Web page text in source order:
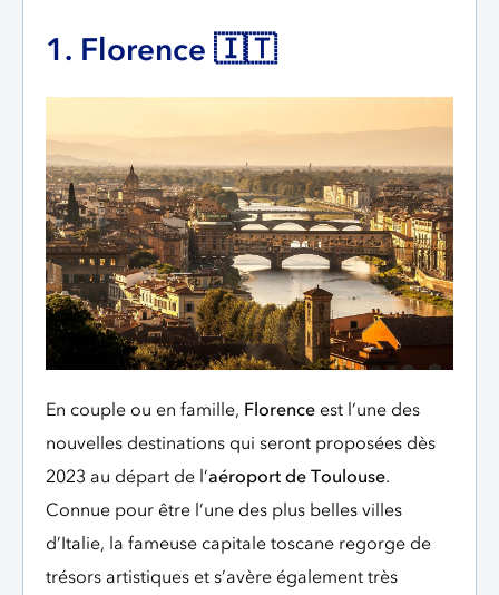
1. Florence 🇮🇹
En couple ou en famille, Florence est l’une des
nouvelles destinations qui seront proposées dès
2023 au départ de l’aéroport de Toulouse.
Connue pour être l’une des plus belles villes
d’Italie, la fameuse capitale toscane regorge de
trésors artistiques et s’avère également très